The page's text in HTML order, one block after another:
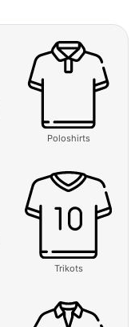
Poloshirts
Trikots